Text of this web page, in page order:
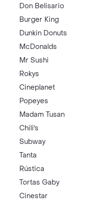
Don Belisario
Burger King
Dunkin Donuts
McDonalds
Mr Sushi
Rokys
Cineplanet
Popeyes
Madam Tusan
Chili's
Subway
Tanta
Rústica
Tortas Gaby
Cinestar